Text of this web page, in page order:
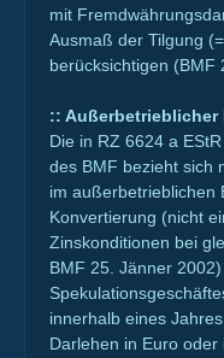
mit
Ausmaß der Tilgung
berücksichtigen (BMF
:: Außerbetrieblicher
Die in RZ 6624 a
des BMF bezieht sich
im außerbetrieblichen
Konvertierung (nicht
Zinskonditionen bei
BMF 25. Jänner
innerhalb eines
Darlehen in Euro